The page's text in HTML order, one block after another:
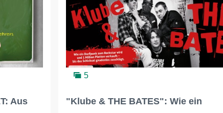
Aus
5
"Klube & THE BATES": Wie ein